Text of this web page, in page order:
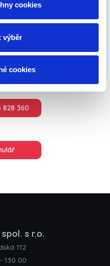
cookies
výběr
cookies
služby, nebo jen
828 360
s r.o.
112
130 00